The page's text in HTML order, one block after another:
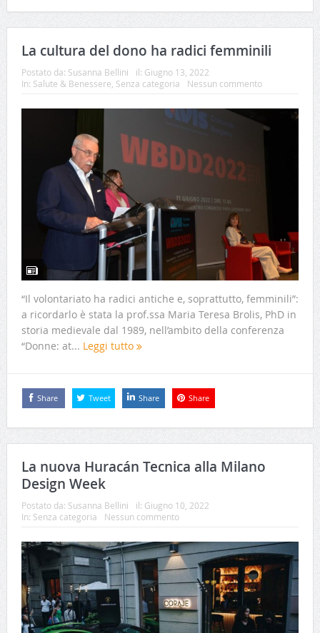
La cultura del dono ha radici femminili
Postato da: Susanna Bellini il: Giugno 13, 2022
In: Salute & Benessere Senza categoria Nessun commento
“Il volontariato ha radici antiche e, soprattutto, femminili”:
a ricordarlo è stata la prof.ssa Maria Teresa Brolis, PhD in
storia medievale dal 1989, nell’ambito della conferenza
“Donne: at... Leggi tutto
Share Tweet Share Share
La nuova Huracán Tecnica alla Milano
Design Week
Postato da: Susanna Bellini il: Giugno 10, 2022
In: Senza categoria Nessun commento